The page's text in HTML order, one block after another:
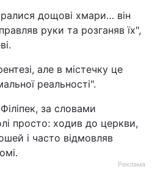
дощові хмари… він
руки та розганяв їх",
але в містечку це
реальності".
за словами
просто: ходив до церкви,
і часто відмовляв
Реклама